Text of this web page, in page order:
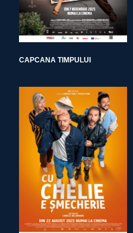
CAPCANA TIMPULUI